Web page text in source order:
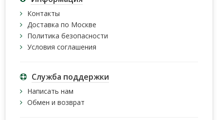
Контакты
Доставка по Москве
Политика безопасности
Условия соглашения
Служба поддержки
Написать нам
Обмен и возврат